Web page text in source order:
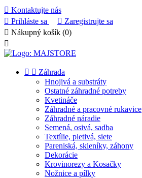
 Kontaktujte nás
 Prihláste sa  Zaregistrujte sa
 Nákupný košík (0)

  Záhrada
Hnojivá a substráty
Ostatné záhradné potreby
Kvetináče
Záhradné a pracovné rukavice
Záhradné náradie
Semená, osivá, sadba
Textílie, pletivá, siete
Pareniská, skleníky, záhony
Dekorácie
Krovinorezy a Kosačky
Nožnice a pílky